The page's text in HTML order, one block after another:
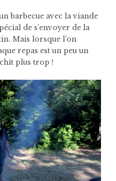
barbecue avec la viande
de s’envoyer de la
Mais lorsque l’on
repas est un peu un
plus trop !